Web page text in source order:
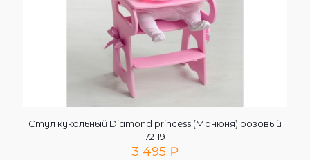
Стул кукольный Diamond princess (Манюня) розовый
72119
3 495 ₽